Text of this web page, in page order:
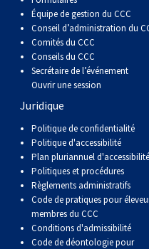
Corgi gallois (Pembroke)
Pumi
Lapphund suédois
Lévrier persan
Shikoku
Whippet
Chien nu du Pérou (Perro
Épagneul français
Épagneul d’eau irlandais
Épagneul Sussex
Épagneul springer gallois
Spinone italiano
Vizsla à poil lisse
Bull terrier du
Terrier gallois
Terrier blanc du West
Terre-Neuve
Chien d’eau portugais
Rottweiler
Samoyède
Schnauzer (géant)
Schnauzer (standard)
Équipe de gestion du CCC
Conseil d’administration du
Comités du CCC
Conseils du CCC
Secrétaire de l’événement
Ouvrir une session
Juridique
Politique de confidentialité
Politique d'accessibilité
Plan pluriannuel d'accessibilité
Politiques et procédures
Règlements administratifs
Code de pratiques pour
membres du CCC
Conditions d'admissibilité
Code de déontologie pour